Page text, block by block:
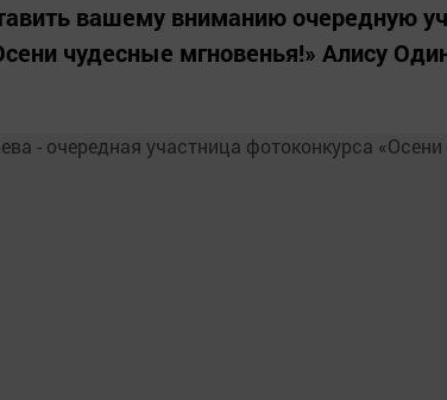
вашему вниманию очередную
чудесные мгновенья!» Алису